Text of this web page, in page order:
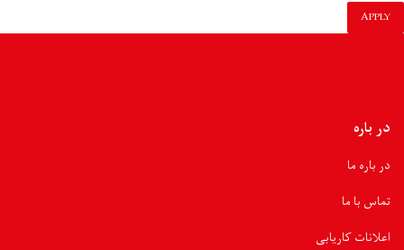
APPLY
در باره
در باره ما
تماس با ما
اعلانات کاریابی